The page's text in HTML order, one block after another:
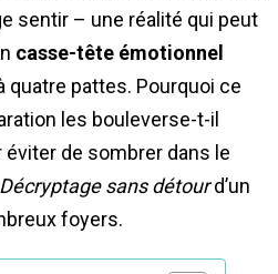
sentir – une réalité qui peut
casse-tête émotionnel
quatre pattes. Pourquoi ce
les bouleverse-t-il
de sombrer dans le
Décryptage sans détourd’un
foyers.